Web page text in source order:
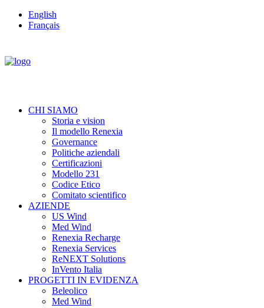
English
Français
CHI SIAMO
Storia e vision
Il modello Renexia
Governance
Politiche aziendali
Certificazioni
Modello 231
Codice Etico
Comitato scientifico
AZIENDE
US Wind
Med Wind
Renexia Recharge
Renexia Services
ReNEXT Solutions
InVento Italia
PROGETTI IN EVIDENZA
Beleolico
Med Wind